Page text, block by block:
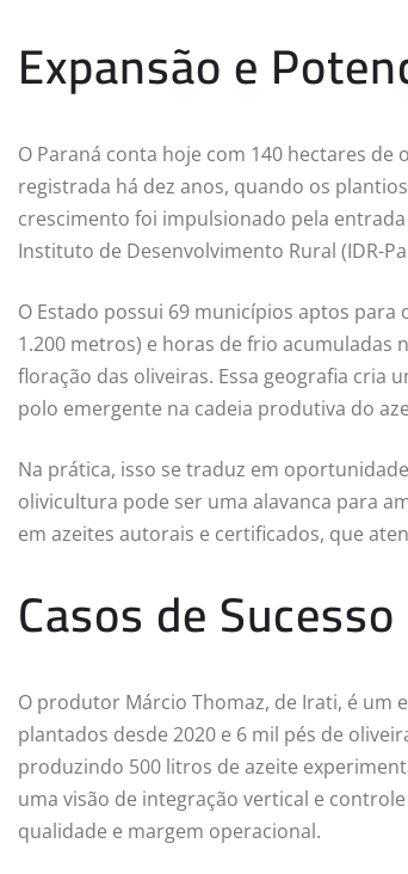
Expansão e
O Paraná conta hoje com 140 hectares
registrada há dez anos, quando os
crescimento foi impulsionado pela
Instituto de Desenvolvimento Rural (IDR-
O Estado possui 69 municípios aptos
1.200 metros) e horas de frio acumuladas
floração das oliveiras. Essa geografia cria
polo emergente na cadeia produtiva do
Na prática, isso se traduz em
olivicultura pode ser uma alavanca para
em azeites autorais e certificados, que
Casos de
O produtor Márcio Thomaz, de Irati, é um
plantados desde 2020 e 6 mil pés de
produzindo 500 litros de azeite
uma visão de integração vertical e
qualidade e margem operacional.